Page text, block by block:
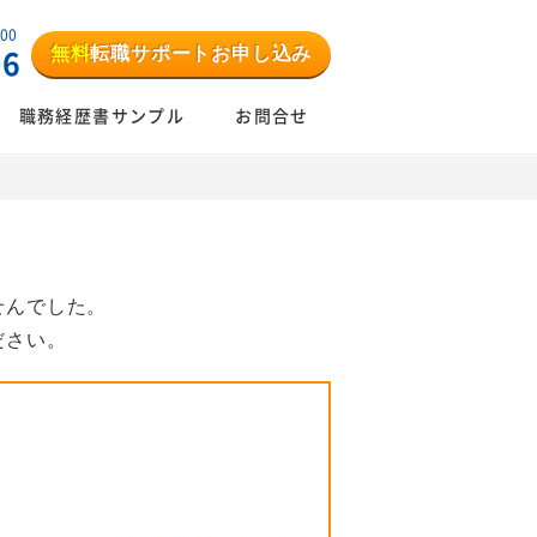
無料転職サポートお申し込み
職務経歴書サンプル お問合せ
でした。
い。